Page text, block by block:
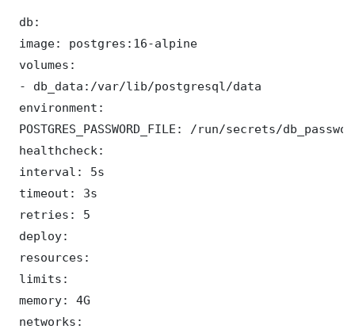
db:
image: postgres:16-alpine
volumes:
- db_data:/var/lib/postgresql/data
environment:
POSTGRES_PASSWORD_FILE: /run/secrets/
healthcheck:
interval: 5s
timeout: 3s
retries: 5
deploy:
resources:
limits:
memory: 4G
networks: